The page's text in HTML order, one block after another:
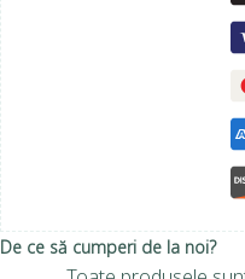
De ce să cumperi de la noi?